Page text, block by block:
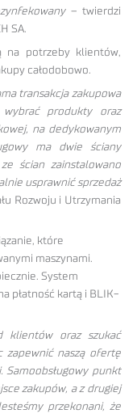
– twierdzi
SA.
na potrzeby klientów,
całodobowo.
transakcja zakupowa
wybrać produkty oraz
na dedykowanym
ma dwie ściany
ścian zainstalowano
usprawnić sprzedaż
Rozwoju i Utrzymania
które
maszynami.
System
płatność kartą i BLIK-
klientów oraz szukać
zapewnić naszą ofertę
Samoobsługowy punkt
zakupów, a z drugiej
przekonani, że